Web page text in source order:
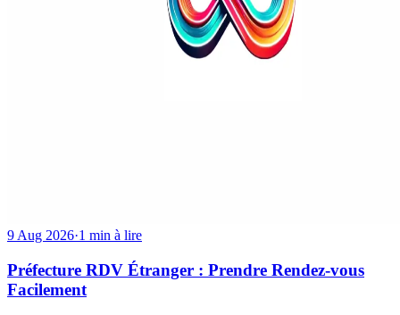
9 Aug 2026·1 min à lire
Préfecture RDV Étranger : Prendre Rendez-vous
Facilement